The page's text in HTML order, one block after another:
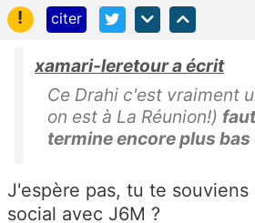
!
citer
xamari-leretour a écrit
Ce Drahi c'est vraiment
on est à La Réunion!)
termine encore plus
J'espère pas, tu te souviens
social avec J6M ?